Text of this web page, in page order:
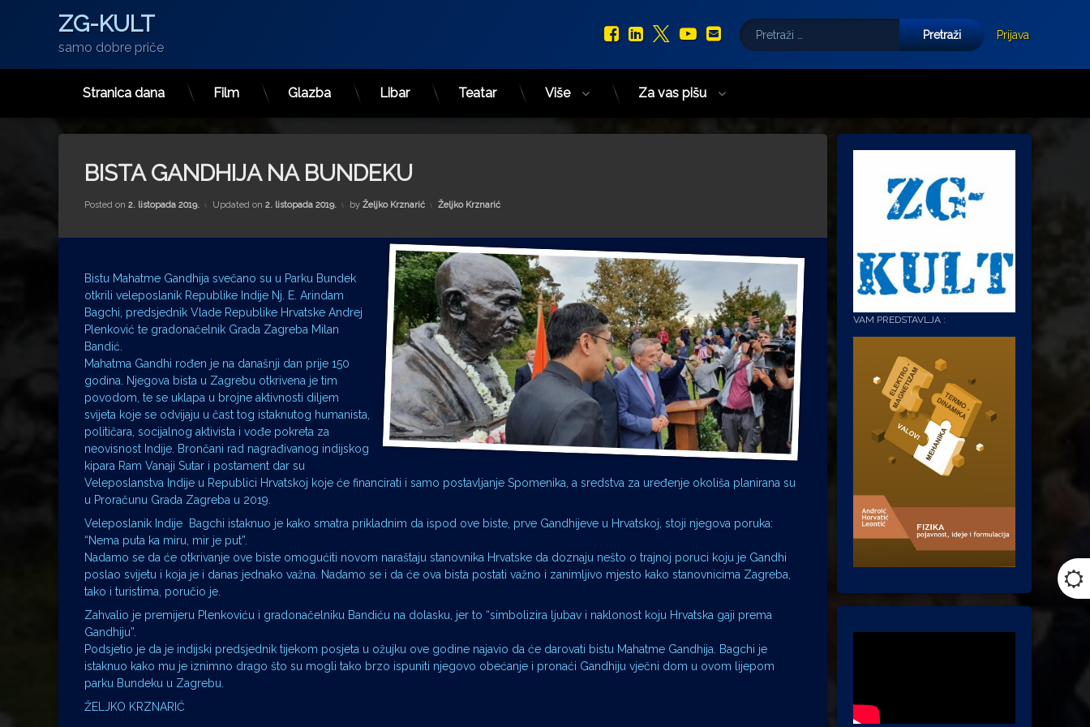
Preskoči
ZG-KULT
samo dobre priče
Facebook
LinkedIn
X.com
YouTube
E-mail
Pretraži:
Prijava
Stranica dana Film Glazba Libar Teatar Više Za vas pišu
BISTA GANDHIJA NA BUNDEKU
Posted on 2. listopada 2019. Updated on 2. listopada 2019. by Željko Krznarić Kategorije:
Željko Krznarić
Bistu Mahatme Gandhija svečano su u Parku Bundek
otkrili veleposlanik Republike Indije Nj. E. Arindam
Bagchi, predsjednik Vlade Republike Hrvatske Andrej
Plenković te gradonačelnik Grada Zagreba Milan
Bandić.
Mahatma Gandhi rođen je na današnji dan prije 150
godina. Njegova bista u Zagrebu otkrivena je tim
povodom, te se uklapa u brojne aktivnosti diljem
svijeta koje se odvijaju u čast tog istaknutog humanista,
političara, socijalnog aktivista i vođe pokreta za
neovisnost Indije. Brončani rad nagrađivanog indijskog
kipara Ram Vanaji Sutar i postament dar su
Veleposlanstva Indije u Republici Hrvatskoj koje će financirati i samo postavljanje Spomenika, a sredstva za uređenje okoliša planirana su
u Proračunu Grada Zagreba u 2019.
Veleposlanik Indije Bagchi istaknuo je kako smatra prikladnim da ispod ove biste, prve Gandhijeve u Hrvatskoj, stoji njegova poruka:
“Nema puta ka miru, mir je put”.
Nadamo se da će otkrivanje ove biste omogućiti novom naraštaju stanovnika Hrvatske da doznaju nešto o trajnoj poruci koju je Gandhi
poslao svijetu i koja je i danas jednako važna. Nadamo se i da će ova bista postati važno i zanimljivo mjesto kako stanovnicima Zagreba,
tako i turistima, poručio je.
Zahvalio je premijeru Plenkoviću i gradonačelniku Bandiću na dolasku, jer to “simbolizira ljubav i naklonost koju Hrvatska gaji prema
Gandhiju”.
Podsjetio je da je indijski predsjednik tijekom posjeta u ožujku ove godine najavio da će darovati bistu Mahatme Gandhija. Bagchi je
istaknuo kako mu je iznimno drago što su mogli tako brzo ispuniti njegovo obećanje i pronaći Gandhiju vječni dom u ovom lijepom
parku Bundeku u Zagrebu.
ŽELJKO KRZNARIĆ
VAM PREDSTAVLJA :